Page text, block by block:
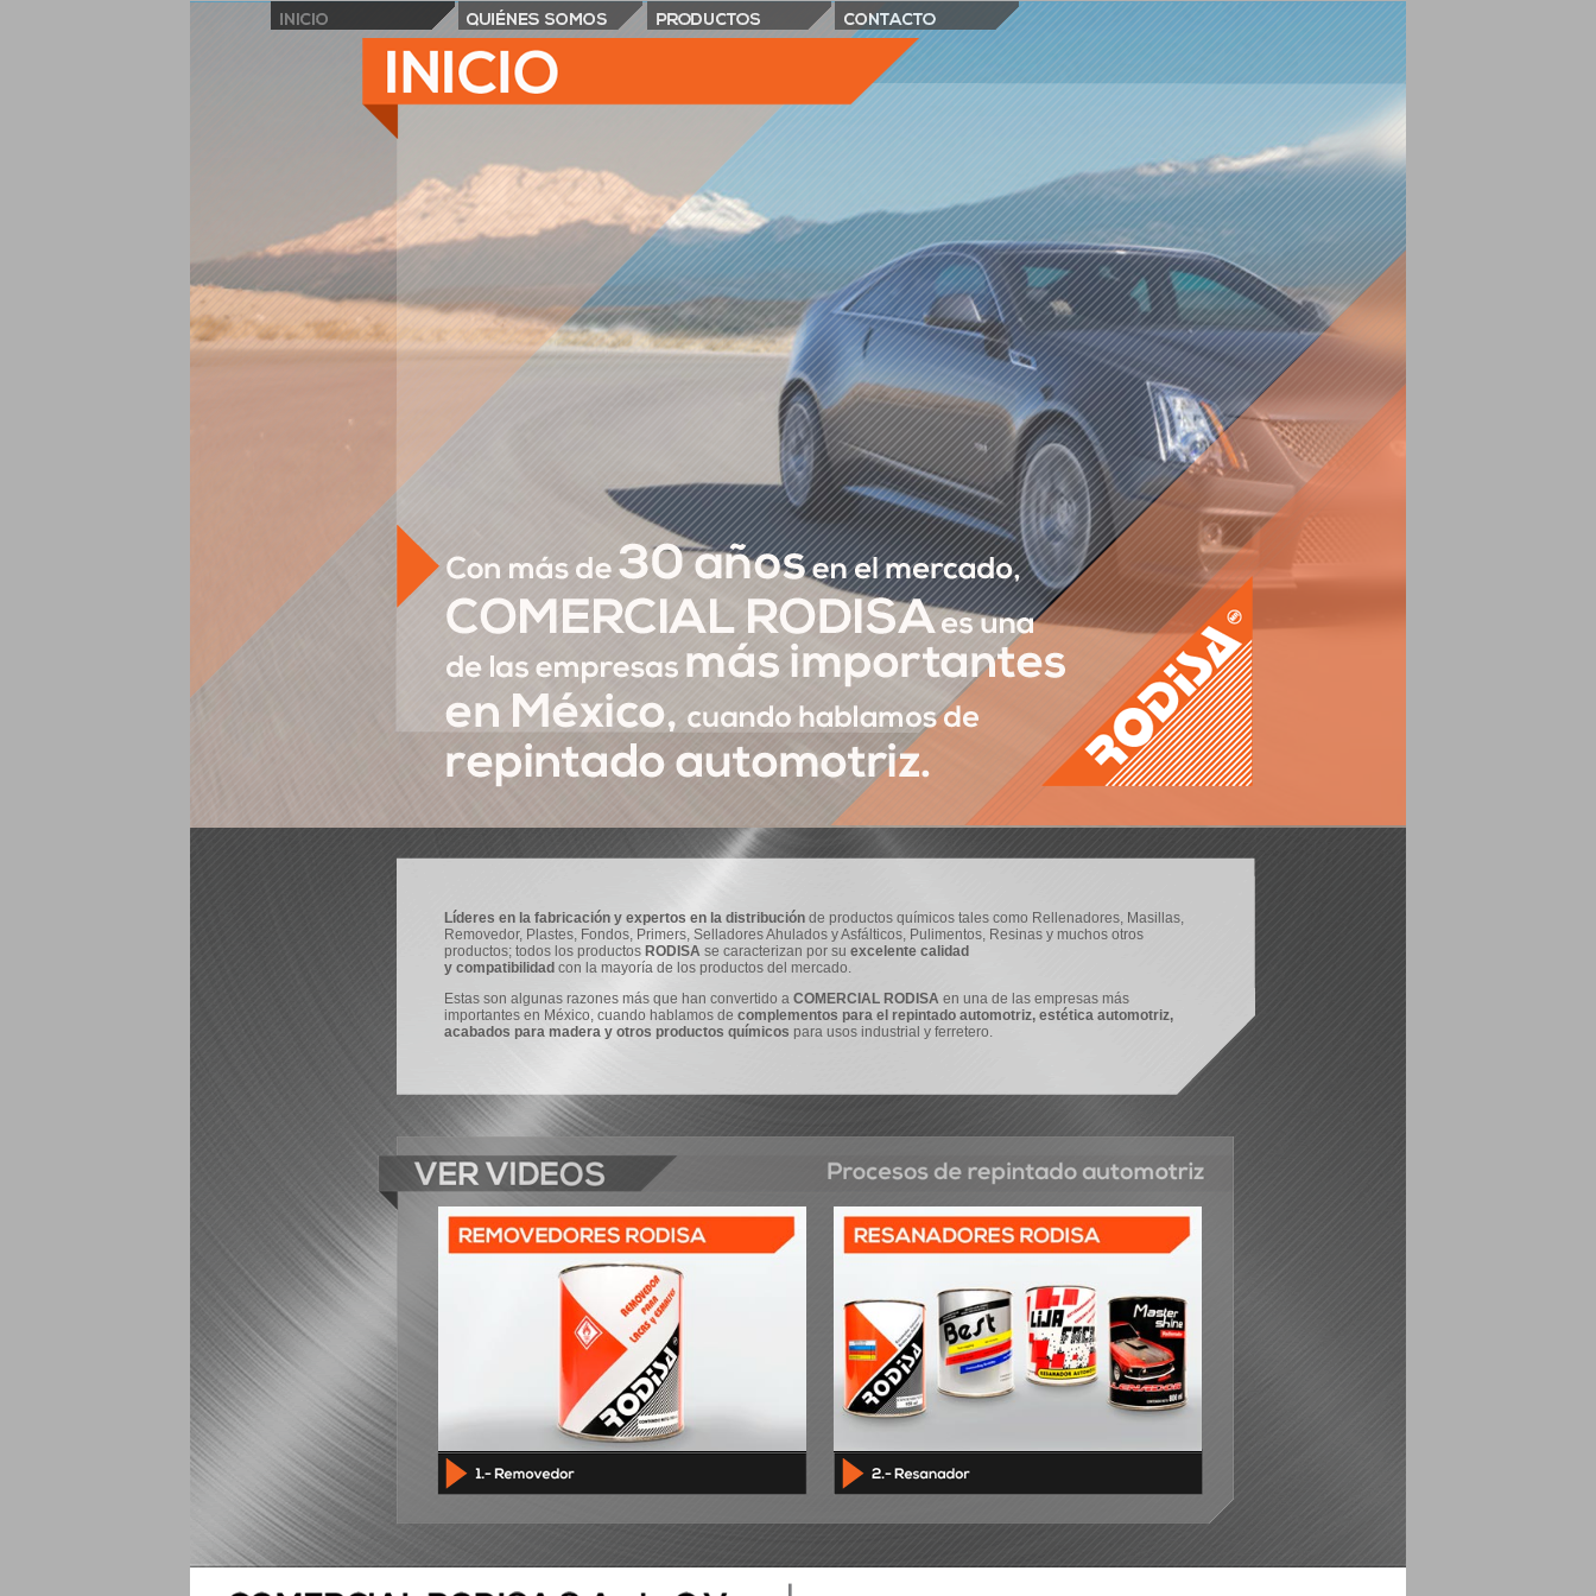
Líderes en la fabricación y expertos en la distribución de productos químicos tales como Rellenadores, Masillas,
Removedor, Plastes, Fondos, Primers, Selladores Ahulados y Asfálticos, Pulimentos, Resinas y muchos otros
productos; todos los productos RODISA se caracterizan por su excelente calidad
y compatibilidad con la mayoría de los productos del mercado.
Estas son algunas razones más que han convertido a COMERCIAL RODISA en una de las empresas más
importantes en México, cuando hablamos de complementos para el repintado automotriz, estética automotriz,
acabados para madera y otros productos químicos para usos industrial y ferretero.